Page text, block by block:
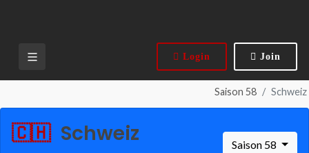
Login Join
Saison 58 Schweiz
🇨🇭 Schweiz Saison 58